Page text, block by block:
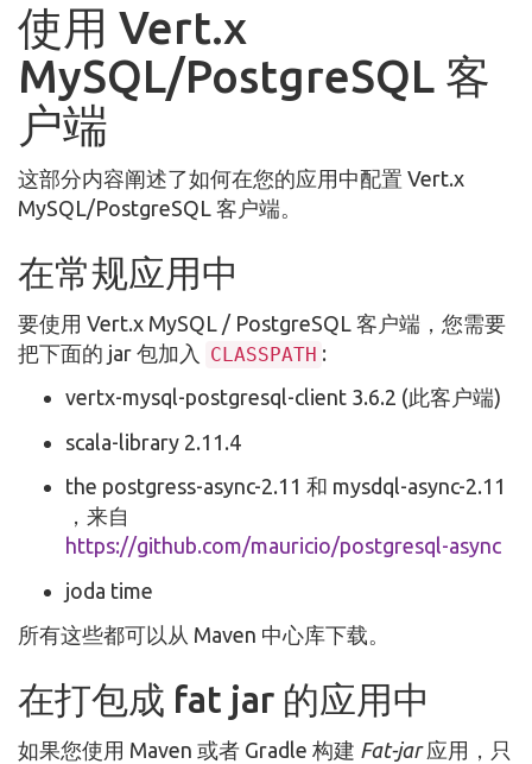
使用 Vert.x
MySQL/PostgreSQL 客
户端
这部分内容阐述了如何在您的应用中配置 Vert.x
MySQL/PostgreSQL 客户端。
在常规应用中
要使用 Vert.x MySQL / PostgreSQL 客户端，您需要
把下面的 jar 包加入
CLASSPATH :
vertx-mysql-postgresql-client 3.6.2 (此客户端)
scala-library 2.11.4
the postgress-async-2.11 和 mysdql-async-2.11
，来自
https://github.com/mauricio/postgresql-async
joda time
所有这些都可以从 Maven 中心库下载。
在打包成 fat jar 的应用中
如果您使用 Maven 或者 Gradle 构建 Fat-jar应用，只